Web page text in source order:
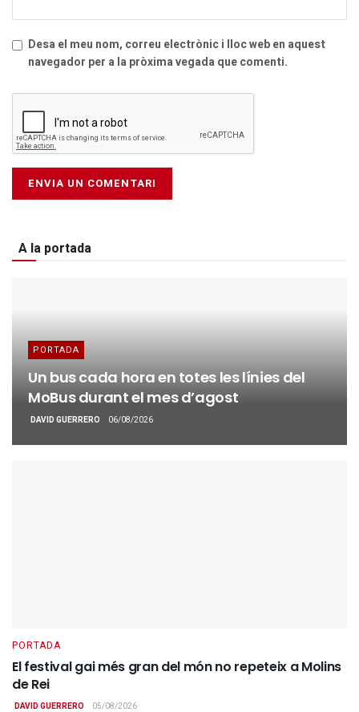
Desa el meu nom, correu electrònic i lloc web en aquest
navegador per a la pròxima vegada que comenti.
A la portada
PORTADA
Un bus cada hora en totes les línies del
MoBus durant el mes d’agost
DAVID GUERRERO 06/08/2026
PORTADA
El festival gai més gran del món no repeteix a Molins
de Rei
DAVID GUERRERO 05/08/2026